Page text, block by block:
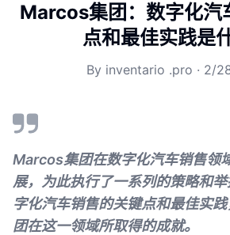
Marcos集团：数字化汽
点和最佳实践是
By inventario .pro · 2/
Marcos集团在数字化汽车销售领
展，为此执行了一系列的策略和
字化汽车销售的关键点和最佳实
团在这一领域所取得的成就。